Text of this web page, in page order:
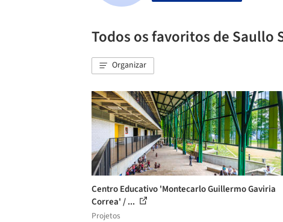
Todos os favoritos de Saullo
Organizar
Centro Educativo 'Montecarlo Guillermo Gaviria
Correa' / ...
Projetos